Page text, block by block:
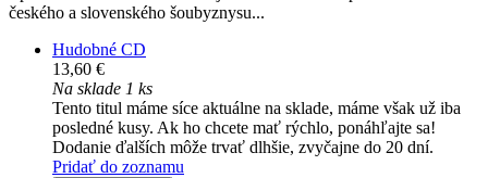
českého a slovenského šoubyznysu...
Hudobné CD
13,60 €
Na sklade 1 ks
Tento titul máme síce aktuálne na sklade, máme však už iba
posledné kusy. Ak ho chcete mať rýchlo, ponáhľajte sa!
Dodanie ďalších môže trvať dlhšie, zvyčajne do 20 dní.
Pridať do zoznamu